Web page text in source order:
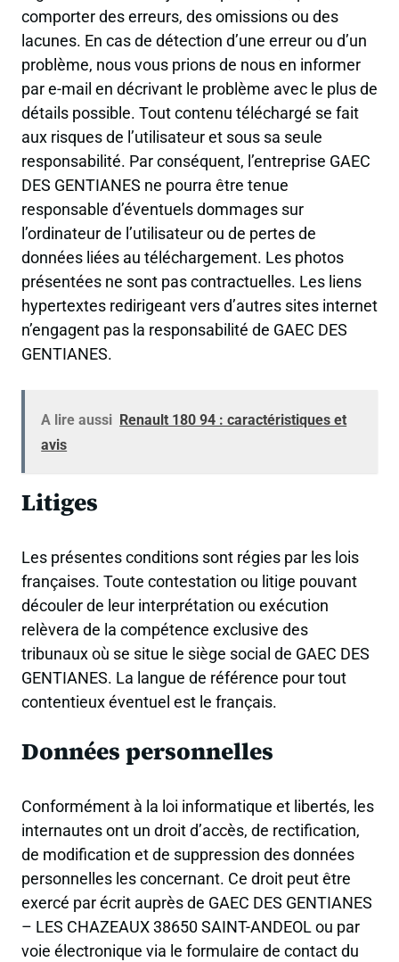
comporter des erreurs, des omissions ou des
lacunes. En cas de détection d’une erreur ou d’un
problème, nous vous prions de nous en informer
par e-mail en décrivant le problème avec le plus de
détails possible. Tout contenu téléchargé se fait
aux risques de l’utilisateur et sous sa seule
responsabilité. Par conséquent, l’entreprise GAEC
DES GENTIANES ne pourra être tenue
responsable d’éventuels dommages sur
l’ordinateur de l’utilisateur ou de pertes de
données liées au téléchargement. Les photos
présentées ne sont pas contractuelles. Les liens
hypertextes redirigeant vers d’autres sites internet
n’engagent pas la responsabilité de GAEC DES
GENTIANES.
A lire aussi Renault 180 94 : caractéristiques et
avis
Litiges
Les présentes conditions sont régies par les lois
françaises. Toute contestation ou litige pouvant
découler de leur interprétation ou exécution
relèvera de la compétence exclusive des
tribunaux où se situe le siège social de GAEC DES
GENTIANES. La langue de référence pour tout
contentieux éventuel est le français.
Données personnelles
Conformément à la loi informatique et libertés, les
internautes ont un droit d’accès, de rectification,
de modification et de suppression des données
personnelles les concernant. Ce droit peut être
exercé par écrit auprès de GAEC DES GENTIANES
– LES CHAZEAUX 38650 SAINT-ANDEOL ou par
voie électronique via le formulaire de contact du